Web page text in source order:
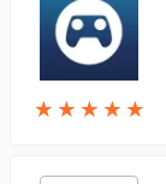
★ ★ ★ ★ ★
★ ★ ★ ★ ★